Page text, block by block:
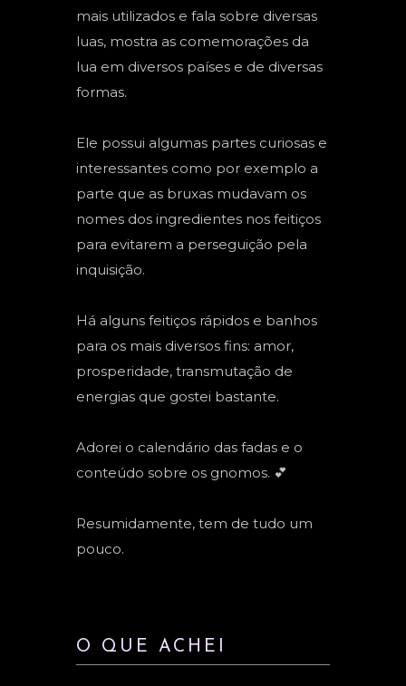
mais utilizados e fala sobre diversas
luas, mostra as comemorações da
lua em diversos países e de diversas
formas.
Ele possui algumas partes curiosas e
interessantes como por exemplo a
parte que as bruxas mudavam os
nomes dos ingredientes nos feitiços
para evitarem a perseguição pela
inquisição.
Há alguns feitiços rápidos e banhos
para os mais diversos fins: amor,
prosperidade, transmutação de
energias que gostei bastante.
Adorei o calendário das fadas e o
conteúdo sobre os gnomos. 💕
Resumidamente, tem de tudo um
pouco.
O QUE ACHEI